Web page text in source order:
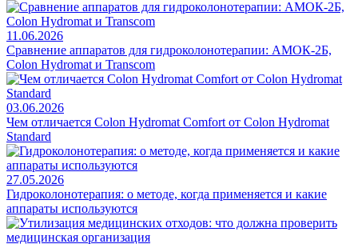
11.06.2026
Сравнение аппаратов для гидроколонотерапии: АМОК-2Б,
Colon Hydromat и Transcom
03.06.2026
Чем отличается Colon Hydromat Comfort от Colon Hydromat
Standard
27.05.2026
Гидроколонотерапия: о методе, когда применяется и какие
аппараты используются